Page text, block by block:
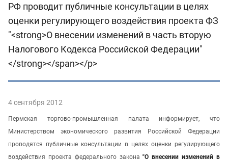
РФ проводит публичные консультации в целях
оценки регулирующего воздействия проекта ФЗ
"<strong>О внесении изменений в часть вторую
Налогового Кодекса Российской Федерации"
</strong></span></p>
4 сентября 2012
Пермская торгово-промышленная палата информирует, что
Министерством экономического развития Российской Федерации
проводятся публичные консультации в целях оценки регулирующего
воздействия проекта федерального закона"О внесении изменений в